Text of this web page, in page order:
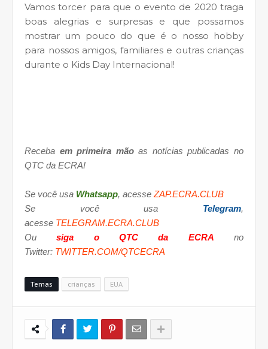
Vamos torcer para que o evento de 2020 traga
boas alegrias e surpresas e que possamos
mostrar um pouco do que é o nosso hobby
para nossos amigos, familiares e outras crianças
durante o Kids Day Internacional!
Receba em primeira mãoas notícias publicadas no
QTC da ECRA!
Se você usa Whatsapp, acesse ZAP.ECRA.CLUB
Se você usa Telegram,
acesse TELEGRAM.ECRA.CLUB
Ousiga o QTC da ECRA no
Twitter: TWITTER.COM/QTCECRA
Temas crianças EUA